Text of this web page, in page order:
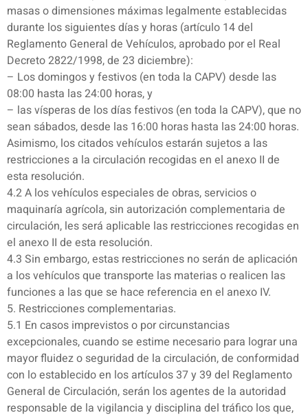
masas o dimensiones máximas legalmente establecidas
durante los siguientes días y horas (artículo 14 del
Reglamento General de Vehículos, aprobado por el Real
Decreto 2822/1998, de 23 diciembre):
– Los domingos y festivos (en toda la CAPV) desde las
08:00 hasta las 24:00 horas, y
– las vísperas de los días festivos (en toda la CAPV), que no
sean sábados, desde las 16:00 horas hasta las 24:00 horas.
Asimismo, los citados vehículos estarán sujetos a las
restricciones a la circulación recogidas en el anexo II de
esta resolución.
4.2 A los vehículos especiales de obras, servicios o
maquinaría agrícola, sin autorización complementaria de
circulación, les será aplicable las restricciones recogidas en
el anexo II de esta resolución.
4.3 Sin embargo, estas restricciones no serán de aplicación
a los vehículos que transporte las materias o realicen las
funciones a las que se hace referencia en el anexo IV.
5. Restricciones complementarias.
5.1 En casos imprevistos o por circunstancias
excepcionales, cuando se estime necesario para lograr una
mayor fluidez o seguridad de la circulación, de conformidad
con lo establecido en los artículos 37 y 39 del Reglamento
General de Circulación, serán los agentes de la autoridad
responsable de la vigilancia y disciplina del tráfico los que,